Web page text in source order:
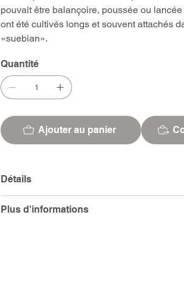
pouvait être balançoire, poussée ou
ont été cultivés longs et souvent attachés
«suebian».
Quantité
Ajouter au panier
Détails
Plus d'informations